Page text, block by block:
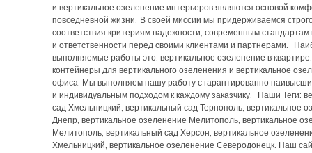
и вертикальное озеленение интерьеров являются основой
повседневной жизни. В своей миссии мы придерживаемся
соответствия критериям надежности, современным стандартам
и ответственности перед своими клиентами и партнерами.
выполняемые работы это: вертикальное озеленение в квартире,
контейнеры для вертикального озеленения и вертикальное
офиса. Мы выполняем нашу работу с гарантированно
и индивидуальным подходом к каждому заказчику. Наши Теги:
сад Хмельницкий, вертикальный сад Тернополь, вертикальное
Днепр, вертикальное озеленение Мелитополь, вертикальное
Мелитополь, вертикальный сад Херсон, вертикальное
Хмельницкий, вертикальное озеленение Северодонецк. Наш